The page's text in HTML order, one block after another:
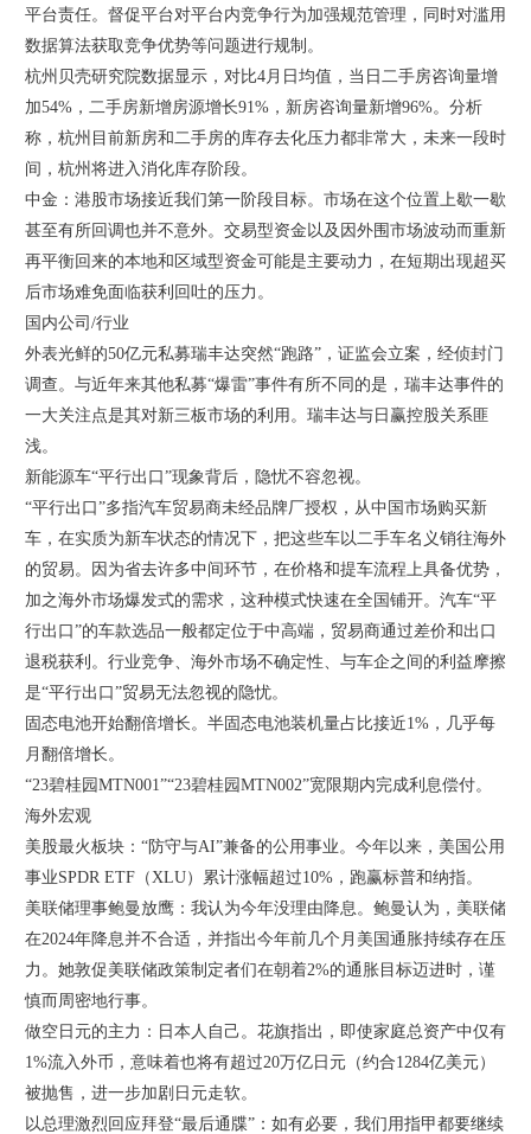
平台责任。督促平台对平台内竞争行为加强规范管理，同时对滥用
数据算法获取竞争优势等问题进行规制。
杭州贝壳研究院数据显示，对比4月日均值，当日二手房咨询量增
加54%，二手房新增房源增长91%，新房咨询量新增96%。分析
称，杭州目前新房和二手房的库存去化压力都非常大，未来一段时
间，杭州将进入消化库存阶段。
中金：港股市场接近我们第一阶段目标。市场在这个位置上歇一歇
甚至有所回调也并不意外。交易型资金以及因外围市场波动而重新
再平衡回来的本地和区域型资金可能是主要动力，在短期出现超买
后市场难免面临获利回吐的压力。
国内公司/行业
外表光鲜的50亿元私募瑞丰达突然“跑路”，证监会立案，经侦封门
调查。与近年来其他私募“爆雷”事件有所不同的是，瑞丰达事件的
一大关注点是其对新三板市场的利用。瑞丰达与日赢控股关系匪
浅。
新能源车“平行出口”现象背后，隐忧不容忽视。
“平行出口”多指汽车贸易商未经品牌厂授权，从中国市场购买新
车，在实质为新车状态的情况下，把这些车以二手车名义销往海外
的贸易。因为省去许多中间环节，在价格和提车流程上具备优势，
加之海外市场爆发式的需求，这种模式快速在全国铺开。汽车“平
行出口”的车款选品一般都定位于中高端，贸易商通过差价和出口
退税获利。行业竞争、海外市场不确定性、与车企之间的利益摩擦
是“平行出口”贸易无法忽视的隐忧。
固态电池开始翻倍增长。半固态电池装机量占比接近1%，几乎每
月翻倍增长。
“23碧桂园MTN001”“23碧桂园MTN002”宽限期内完成利息偿付。
海外宏观
美股最火板块：“防守与AI”兼备的公用事业。今年以来，美国公用
事业SPDR ETF（XLU）累计涨幅超过10%，跑赢标普和纳指。
美联储理事鲍曼放鹰：我认为今年没理由降息。鲍曼认为，美联储
在2024年降息并不合适，并指出今年前几个月美国通胀持续存在压
力。她敦促美联储政策制定者们在朝着2%的通胀目标迈进时，谨
慎而周密地行事。
做空日元的主力：日本人自己。花旗指出，即使家庭总资产中仅有
1%流入外币，意味着也将有超过20万亿日元（约合1284亿美元）
被抛售，进一步加剧日元走软。
以总理激烈回应拜登“最后通牒”：如有必要，我们用指甲都要继续